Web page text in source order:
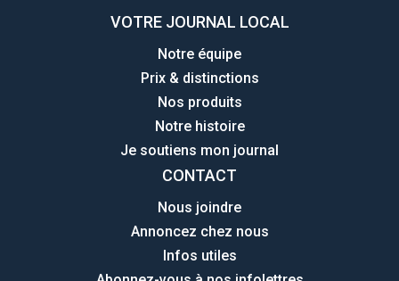
VOTRE JOURNAL LOCAL
Notre équipe
Prix & distinctions
Nos produits
Notre histoire
Je soutiens mon journal
CONTACT
Nous joindre
Annoncez chez nous
Infos utiles